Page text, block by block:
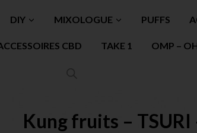
DIY MIXOLOGUE PUFFS
CBD TAKE 1 OMP –
Kung fruits – TSURI